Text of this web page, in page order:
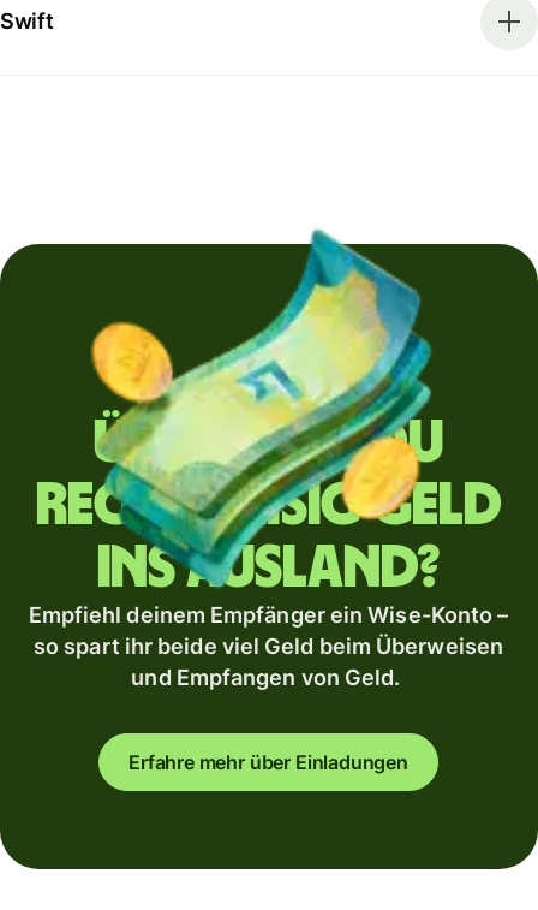
Swift
Überweist du
regelmäßig Geld
ins Ausland?
Empfiehl deinem Empfänger ein Wise-Konto –
so spart ihr beide viel Geld beim Überweisen
und Empfangen von Geld.
Erfahre mehr über Einladungen